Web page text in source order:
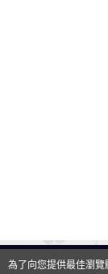
為了向您提供最佳瀏